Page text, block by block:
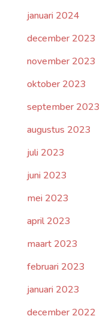
januari 2024
december 2023
november 2023
oktober 2023
september 2023
augustus 2023
juli 2023
juni 2023
mei 2023
april 2023
maart 2023
februari 2023
januari 2023
december 2022